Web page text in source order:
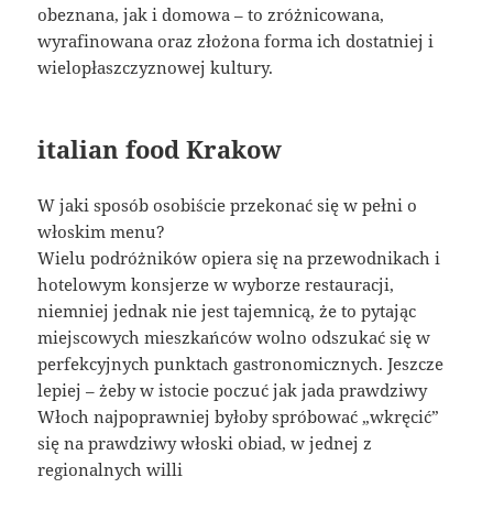
obeznana, jak i domowa – to zróżnicowana,
wyrafinowana oraz złożona forma ich dostatniej i
wielopłaszczyznowej kultury.
italian food Krakow
W jaki sposób osobiście przekonać się w pełni o
włoskim menu?
Wielu podróżników opiera się na przewodnikach i
hotelowym konsjerze w wyborze restauracji,
niemniej jednak nie jest tajemnicą, że to pytając
miejscowych mieszkańców wolno odszukać się w
perfekcyjnych punktach gastronomicznych. Jeszcze
lepiej – żeby w istocie poczuć jak jada prawdziwy
Włoch najpoprawniej byłoby spróbować „wkręcić”
się na prawdziwy włoski obiad, w jednej z
regionalnych willi